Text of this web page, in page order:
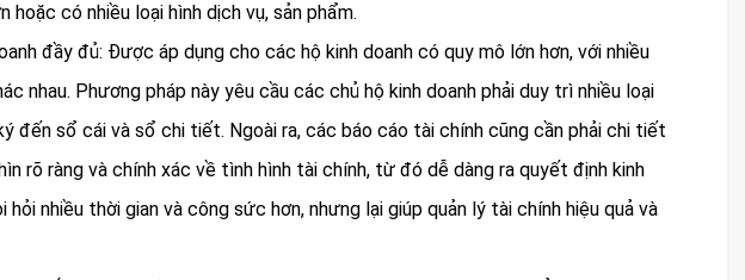
hoặc có nhiều loại hình dịch vụ, sản phẩm.
đầy đủ: Được áp dụng cho các hộ kinh doanh có quy mô lớn hơn, với nhiều
nhau. Phương pháp này yêu cầu các chủ hộ kinh doanh phải duy trì nhiều loại
đến sổ cái và sổ chi tiết. Ngoài ra, các báo cáo tài chính cũng cần phải chi tiết
rõ ràng và chính xác về tình hình tài chính, từ đó dễ dàng ra quyết định kinh
nhiều thời gian và công sức hơn, nhưng lại giúp quản lý tài chính hiệu quả và